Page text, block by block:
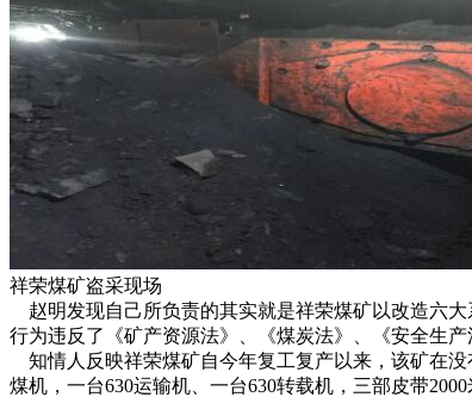
祥荣煤矿盗采现场
赵明发现自己所负责的其实就是祥荣煤矿以改造六大
行为违反了《矿产资源法》、《煤炭法》、《安全生
知情人反映祥荣煤矿自今年复工复产以来，该矿在没
煤机，一台630运输机、一台630转载机，三部皮带